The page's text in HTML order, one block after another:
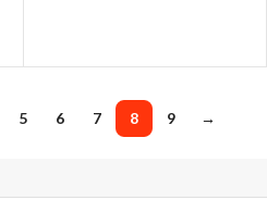
5 6 7 8 9 →